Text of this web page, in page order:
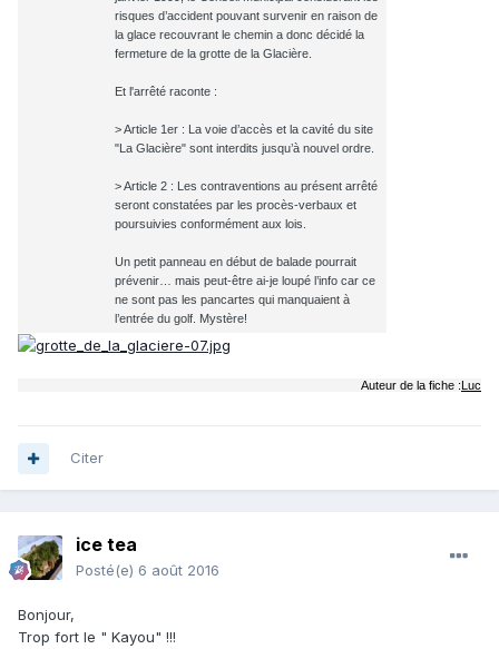
risques d’accident pouvant survenir en raison de
la glace recouvrant le chemin a donc décidé la
fermeture de la grotte de la Glacière.
Et l'arrêté raconte :
> Article 1er : La voie d’accès et la cavité du site
"La Glacière" sont interdits jusqu’à nouvel ordre.
> Article 2 : Les contraventions au présent arrêté
seront constatées par les procès-verbaux et
poursuivies conformément aux lois.
Un petit panneau en début de balade pourrait
prévenir… mais peut-être ai-je loupé l’info car ce
ne sont pas les pancartes qui manquaient à
l’entrée du golf. Mystère!
Auteur de la fiche : Luc
Citer
ice tea
Posté(e) 6 août 2016
Bonjour,
Trop fort le " Kayou" !!!